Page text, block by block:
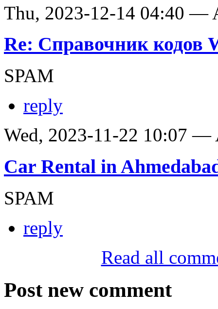
Thu, 2023-12-14 04:40 —
Re: Справочник кодов
SPAM
reply
Wed, 2023-11-22 10:07 —
Car Rental in
SPAM
reply
Read all
Post new comment